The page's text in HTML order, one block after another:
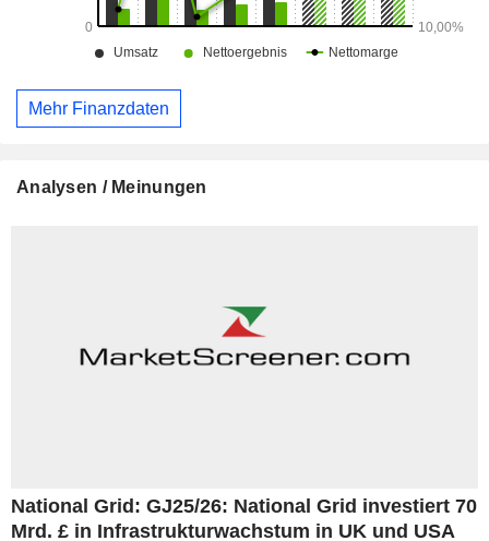
Mehr Finanzdaten
Analysen / Meinungen
National Grid: GJ25/26: National Grid investiert 70
Mrd. £ in Infrastrukturwachstum in UK und USA